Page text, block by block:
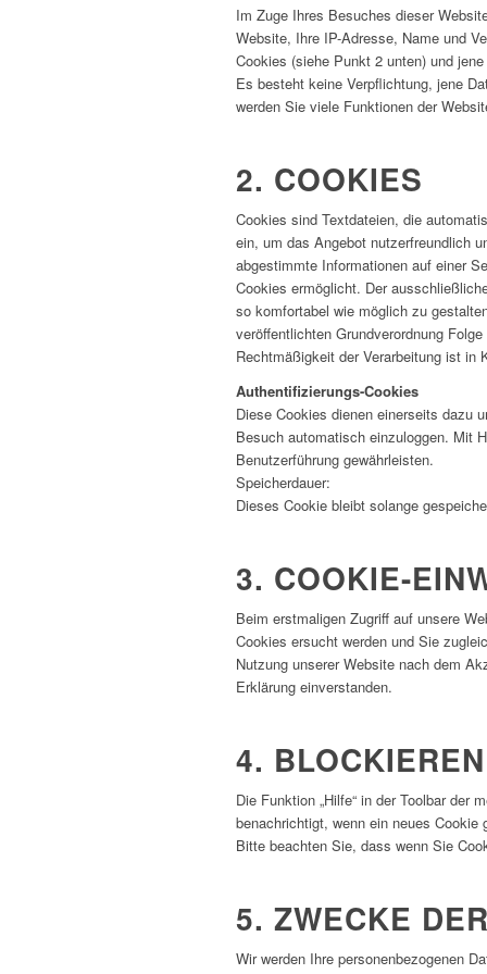
Im Zuge Ihres Besuches dieser
Website, Ihre IP-Adresse, Name und
Cookies (siehe Punkt 2 unten) und
Es besteht keine Verpflichtung, jene
werden Sie viele Funktionen der
2. COOKIES
Cookies sind Textdateien, die
ein, um das Angebot nutzerfreundlich
abgestimmte Informationen auf einer
Cookies ermöglicht. Der
so komfortabel wie möglich zu
veröffentlichten Grundverordnung
Rechtmäßigkeit der Verarbeitung ist in
Authentifizierungs-Cookies
Diese Cookies dienen einerseits dazu
Besuch automatisch einzuloggen. Mit
Benutzerführung gewährleisten.
Speicherdauer:
Dieses Cookie bleibt solange
3. COOKIE-
Beim erstmaligen Zugriff auf unsere
Cookies ersucht werden und Sie
Nutzung unserer Website nach dem
Erklärung einverstanden.
4.
Die Funktion „Hilfe“ in der Toolbar
benachrichtigt, wenn ein neues
Bitte beachten Sie, dass wenn Sie
5. ZWECKE
Wir werden Ihre personenbezogenen